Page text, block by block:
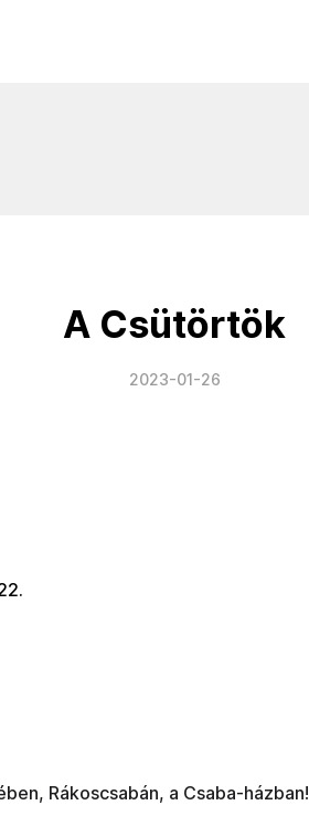
A Csütörtök
2023-01-26
Rákoscsabán, a Csaba-házban!